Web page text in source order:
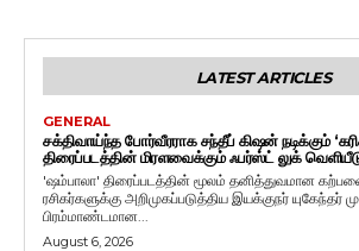
LATEST ARTICLES
GENERAL
சக்திவாய்ந்த போர்வீரராக சந்தீப் கிஷன் நடிக்கும்
திரைப்படத்தின் மிரளவைக்கும் ஃபர்ஸ்ட் லுக்
'ஷம்பாலா' திரைப்படத்தின் மூலம் தனித்துவமான
ரசிகர்களுக்கு அறிமுகப்படுத்திய இயக்குநர் யுகேந்தர்
பிரம்மாண்டமான...
August 6, 2026